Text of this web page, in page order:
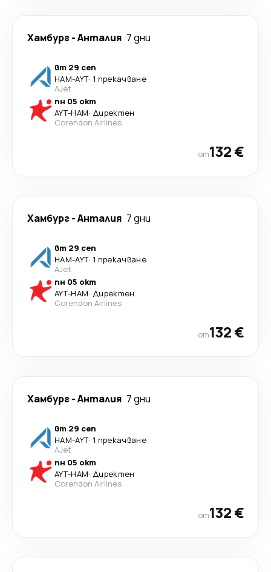
Хамбург-Анталия 7 дни
вт 29 сеп
HAM-AYT· 1 прекачване
AJet
пн 05 окт
AYT-HAM· Директен
Corendon Airlines
от132 €
Хамбург-Анталия 7 дни
вт 29 сеп
HAM-AYT· 1 прекачване
AJet
пн 05 окт
AYT-HAM· Директен
Corendon Airlines
от132 €
Хамбург-Анталия 7 дни
вт 29 сеп
HAM-AYT· 1 прекачване
AJet
пн 05 окт
AYT-HAM· Директен
Corendon Airlines
от132 €